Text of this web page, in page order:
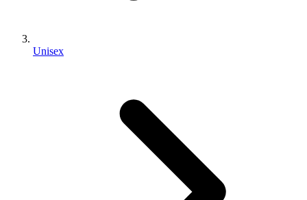
Unisex